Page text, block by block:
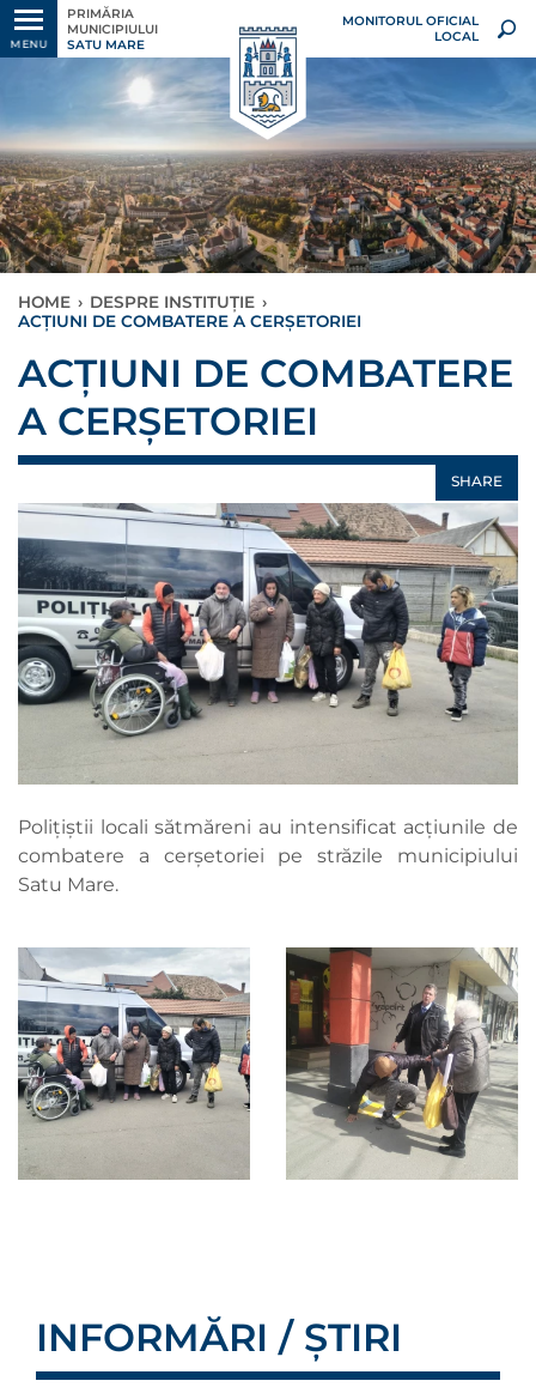
MENU
PRIMĂRIA
MUNICIPIULUI
SATU MARE
MONITORUL OFICIAL
LOCAL
HOME › DESPRE INSTITUȚIE ›
ACȚIUNI DE COMBATERE A CERȘETORIEI
ACȚIUNI DE COMBATERE
A CERȘETORIEI
SHARE
Polițiștii locali sătmăreni au intensificat acțiunile de
combatere a cerșetoriei pe străzile municipiului
Satu Mare.
INFORMĂRI / ȘTIRI